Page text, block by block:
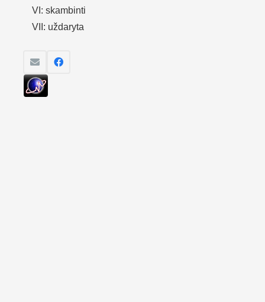
VI: skambinti
VII: uždaryta